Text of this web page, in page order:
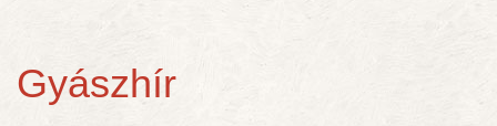
Gyászhír